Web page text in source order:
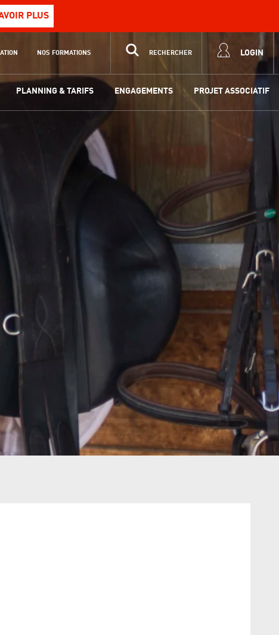
PLUS
NOS FORMATIONS RECHERCHER LOGIN
PLANNING & TARIFS ENGAGEMENTS PROJET ASSOCIATIF